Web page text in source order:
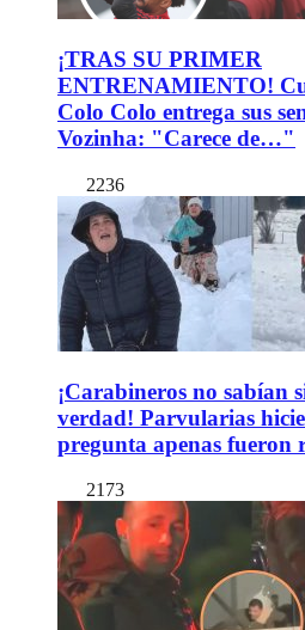
¡TRAS SU PRIMER
ENTRENAMIENTO!
Colo Colo entrega sus
Vozinha: "Carece de…"
2236
¡Carabineros no sabían
verdad! Parvularias
pregunta apenas fueron
2173